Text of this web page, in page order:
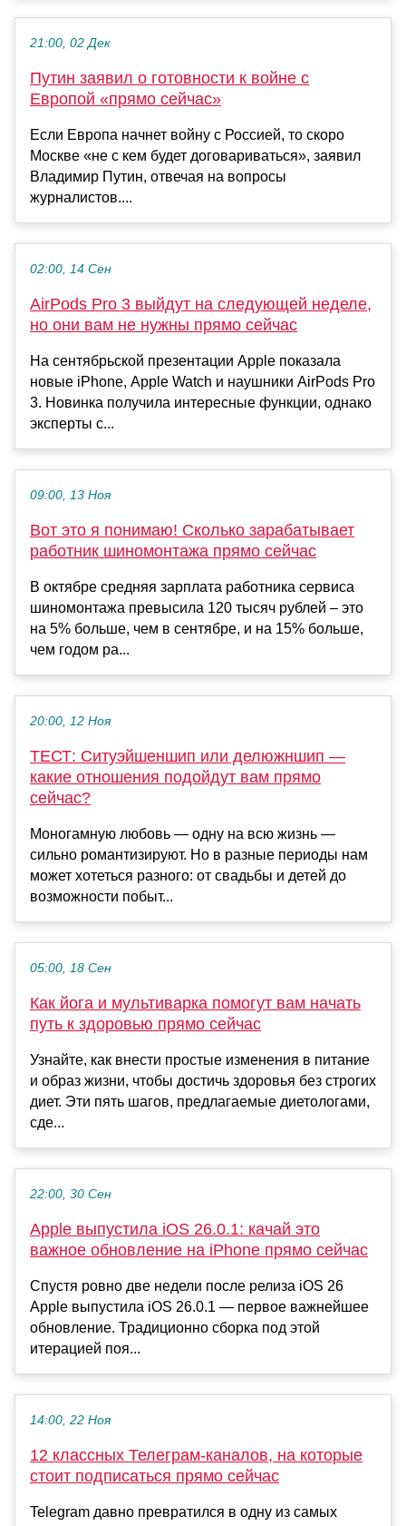
21:00, 02 Дек
Путин заявил о готовности к войне с
Европой «прямо сейчас»
Если Европа начнет войну с Россией, то скоро
Москве «не с кем будет договариваться», заявил
Владимир Путин, отвечая на вопросы
журналистов....
02:00, 14 Сен
AirPods Pro 3 выйдут на следующей неделе,
но они вам не нужны прямо сейчас
На сентябрьской презентации Apple показала
новые iPhone, Apple Watch и наушники AirPods Pro
3. Новинка получила интересные функции, однако
эксперты с...
09:00, 13 Ноя
Вот это я понимаю! Сколько зарабатывает
работник шиномонтажа прямо сейчас
В октябре средняя зарплата работника сервиса
шиномонтажа превысила 120 тысяч рублей – это
на 5% больше, чем в сентябре, и на 15% больше,
чем годом ра...
20:00, 12 Ноя
ТЕСТ: Ситуэйшеншип или делюжншип —
какие отношения подойдут вам прямо
сейчас?
Моногамную любовь — одну на всю жизнь —
сильно романтизируют. Но в разные периоды нам
может хотеться разного: от свадьбы и детей до
возможности побыт...
05:00, 18 Сен
Как йога и мультиварка помогут вам начать
путь к здоровью прямо сейчас
Узнайте, как внести простые изменения в питание
и образ жизни, чтобы достичь здоровья без строгих
диет. Эти пять шагов, предлагаемые диетологами,
сде...
22:00, 30 Сен
Apple выпустила iOS 26.0.1: качай это
важное обновление на iPhone прямо сейчас
Спустя ровно две недели после релиза iOS 26
Apple выпустила iOS 26.0.1 — первое важнейшее
обновление. Традиционно сборка под этой
итерацией поя...
14:00, 22 Ноя
12 классных Телеграм-каналов, на которые
стоит подписаться прямо сейчас
Telegram давно превратился в одну из самых